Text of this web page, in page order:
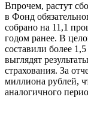
Впрочем, растут
в Фонд
собрано на 11,1
годом ранее. В
составили более
выглядят
страхования. За
миллиона рублей,
аналогичного